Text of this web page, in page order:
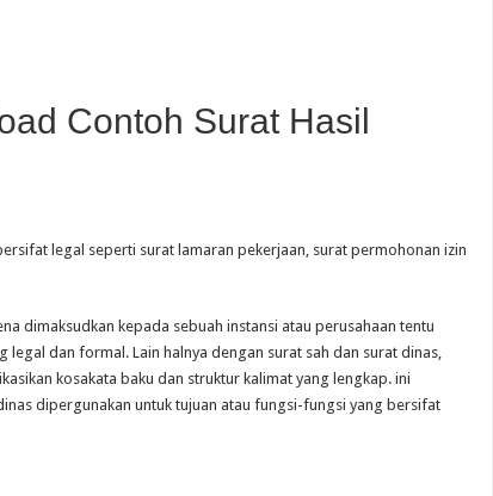
Contoh Surat Hasil
legal seperti surat lamaran pekerjaan, surat permohonan izin
dimaksudkan kepada sebuah instansi atau perusahaan tentu
legal dan formal. Lain halnya dengan surat sah dan surat dinas,
kosakata baku dan struktur kalimat yang lengkap. ini
dipergunakan untuk tujuan atau fungsi-fungsi yang bersifat